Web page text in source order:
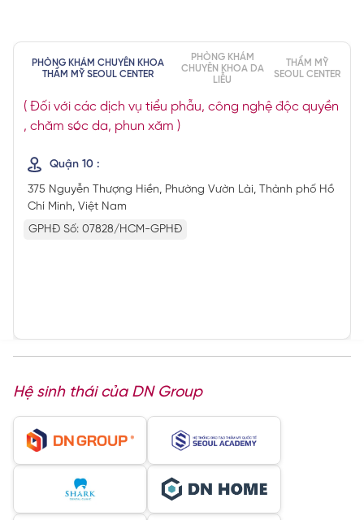
PHÒNG KHÁM CHUYÊN KHOA
THẨM MỸ SEOUL CENTER
PHÒNG KHÁM
CHUYÊN KHOA DA
LIỄU
THẨM MỸ
SEOUL CENTER
( Đối với các dịch vụ tiểu phẫu, công nghệ độc quyền
, chăm sóc da, phun xăm )
Quận 10 :
375 Nguyễn Thượng Hiền, Phường Vườn Lài, Thành phố Hồ
Chí Minh, Việt Nam
GPHĐ Số: 07828/HCM-GPHĐ
Hệ sinh thái của DN Group